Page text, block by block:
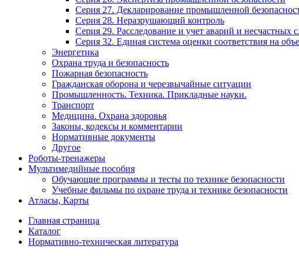
Серия 27. Декларирование промышленной
Серия 28. Неразрушающий контроль
Серия 29. Расследование и учет аварий и несчастных
Серия 32. Единая система оценки соответствия на
Энергетика
Охрана труда и безопасность
Пожарная безопасность
Гражданская оборона и черезвычайные ситуации
Промышленность. Техника. Прикладные науки.
Транспорт
Медицина. Охрана здоровья
Законы, кодексы и комментарии
Нормативные документы
Другое
Роботы-тренажеры
Мультимедийные пособия
Обучающие программы и тесты по технике безопасности
Учебные фильмы по охране труда и технике безопасности
Атласы, Карты
Главная страница
Каталог
Нормативно-техническая литература